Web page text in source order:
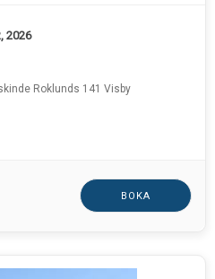
2026
Roklunds 141 Visby
BOKA